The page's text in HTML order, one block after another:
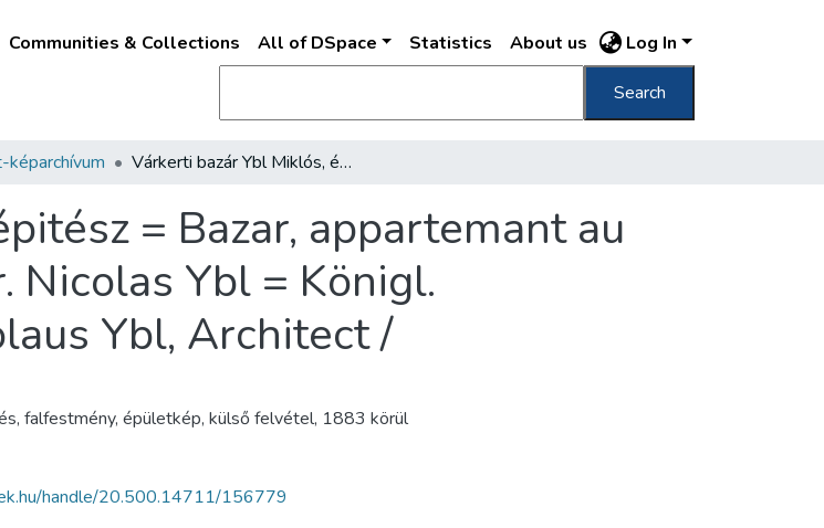
Communities & Collections All of DSpace Statistics About us Log In
Search
képarchívum Várkerti bazár Ybl Miklós, épitész = Bazar, appartemant au jardin du château royal : Mr. Nicolas Ybl = Königl. Schlossgarten-Bazar : Nicolaus Ybl, Architect /
= Bazar, appartemant au
Nicolas Ybl = Königl.
Ybl, Architect /
, falfestmény, épületkép, külső felvétel, 1883 körül
handle/20.500.14711/156779